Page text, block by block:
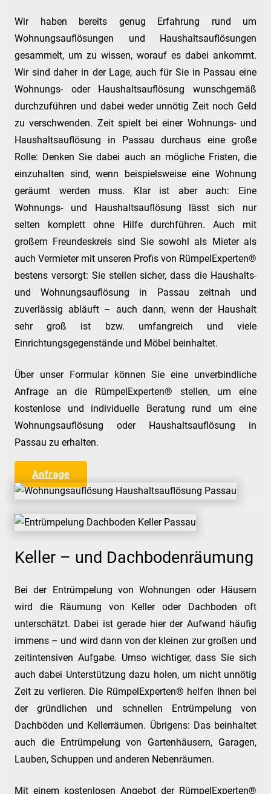
Wir haben bereits genug Erfahrung rund um
Wohnungsauflösungen und Haushaltsauflösungen
gesammelt, um zu wissen, worauf es dabei ankommt.
Wir sind daher in der Lage, auch für Sie in Passau eine
Wohnungs- oder Haushaltsauflösung wunschgemäß
durchzuführen und dabei weder unnötig Zeit noch Geld
zu verschwenden. Zeit spielt bei einer Wohnungs- und
Haushaltsauflösung in Passau durchaus eine große
Rolle: Denken Sie dabei auch an mögliche Fristen, die
einzuhalten sind, wenn beispielsweise eine Wohnung
geräumt werden muss. Klar ist aber auch: Eine
Wohnungs- und Haushaltsauflösung lässt sich nur
selten komplett ohne Hilfe durchführen. Auch mit
großem Freundeskreis sind Sie sowohl als Mieter als
auch Vermieter mit unseren Profis von RümpelExperten®
bestens versorgt: Sie stellen sicher, dass die Haushalts-
und Wohnungsauflösung in Passau zeitnah und
zuverlässig abläuft – auch dann, wenn der Haushalt
sehr groß ist bzw. umfangreich und viele
Einrichtungsgegenstände und Möbel beinhaltet.
Über unser Formular können Sie eine unverbindliche
Anfrage an die RümpelExperten® stellen, um eine
kostenlose und individuelle Beratung rund um eine
Wohnungsauflösung oder Haushaltsauflösung in
Passau zu erhalten.
Anfrage
Keller – und Dachbodenräumung
Bei der Entrümpelung von Wohnungen oder Häusern
wird die Räumung von Keller oder Dachboden oft
unterschätzt. Dabei ist gerade hier der Aufwand häufig
immens – und wird dann von der kleinen zur großen und
zeitintensiven Aufgabe. Umso wichtiger, dass Sie sich
auch dabei Unterstützung dazu holen, um nicht unnötig
Zeit zu verlieren. Die RümpelExperten® helfen Ihnen bei
der gründlichen und schnellen Entrümpelung von
Dachböden und Kellerräumen. Übrigens: Das beinhaltet
auch die Entrümpelung von Gartenhäusern, Garagen,
Lauben, Schuppen und anderen Nebenräumen.
Mit einem kostenlosen Angebot der RümpelExperten®